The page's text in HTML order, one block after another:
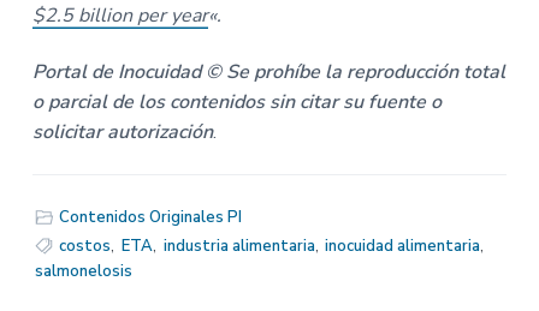
$2.5 billion per year«.
Portal de Inocuidad © Se prohíbe la reproducción total
o parcial de los contenidos sin citar su fuente o
solicitar autorización.
Contenidos Originales PI
costos, ETA, industria alimentaria, inocuidad alimentaria,
salmonelosis